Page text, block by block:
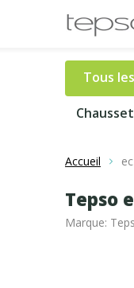
Tous
Accueil
Tepso
Marque: